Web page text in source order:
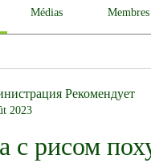
Médias Membres
Рекомендует
2023
с рисом